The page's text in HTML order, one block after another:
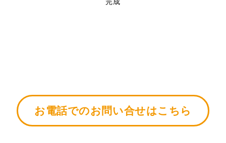
お電話でのお問い合せはこちら